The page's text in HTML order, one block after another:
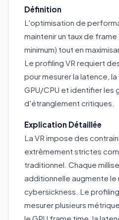
Définition
L'optimisation de
maintenir un taux de
minimum) tout en
Le profiling VR requiert
pour mesurer la latence,
GPU/CPU et identifier les
d'étranglement critiques.
Explication Détaillée
La VR impose des
extrêmement strictes
traditionnel. Chaque
additionnelle augmente le
cybersickness. Le
mesurer plusieurs